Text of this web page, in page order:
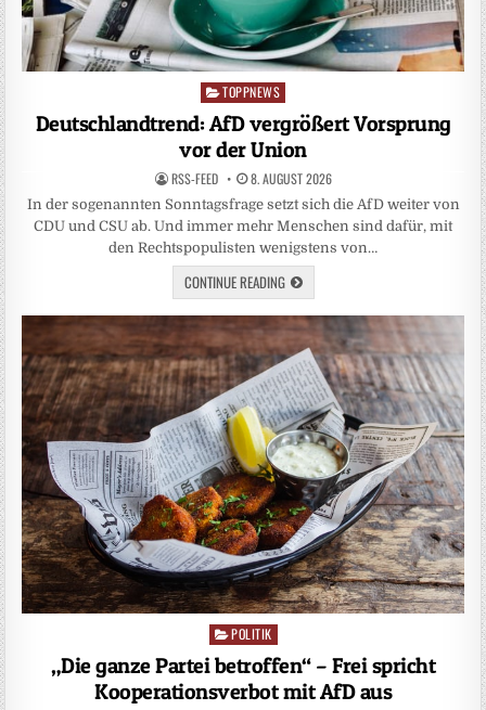
Posted
TOPPNEWS
Deutschlandtrend: AfD vergrößert Vorsprung
vor der Union
RSS-FEED 8. AUGUST 2026
In der sogenannten Sonntagsfrage setzt sich die AfD weiter von
CDU und CSU ab. Und immer mehr Menschen sind dafür, mit
den Rechtspopulisten wenigstens von…
CONTINUE READING
Posted
in
POLITIK
„Die ganze Partei betroffen“ – Frei spricht
Kooperationsverbot mit AfD aus